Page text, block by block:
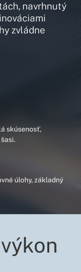
navrhnutý
zvládne
skúsenosť,
úlohy, základný